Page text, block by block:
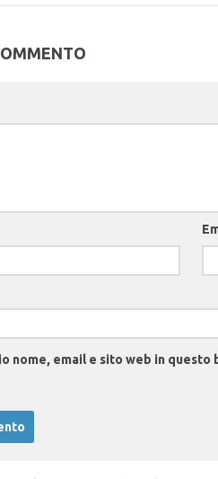
nome, email e sito web in